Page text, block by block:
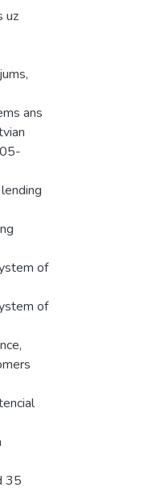
uz
ans
of
of
35